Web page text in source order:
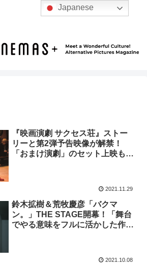
『映画演劇 サクセス荘』ストー
リーと第2弾予告映像が解禁！
「おまけ演劇」のセット上映も決
2021.11.29
鈴木拡樹＆荒牧慶彦「バクマ
ン。」THE STAGE開幕！「舞台
でやる意味をフルに活かした作
2021.10.08
Japanese